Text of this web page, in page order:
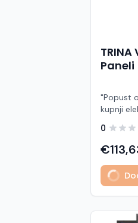
Paneli
"Popust
kupnji
type
Glavne
0